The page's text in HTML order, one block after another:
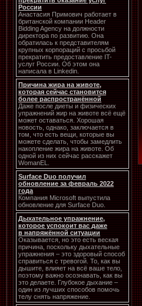
России
Анастасия Примович работает в
британской компании Header
Bidding Agency на должности
директора по развитию. Она
обратилась к представителям
крупных корпораций с просьбой
прекратить предоставление IT-
услуг России. Об этом она
написала в Linkedin.
Причина жира на животе,
которая сейчас становится
более распространённой
Даже после диеты и физических
упражнений жир на животе всё ещё
может оставаться. Хорошая
новость, однако, заключается в
том, что есть вещи, которые вы
можете сделать, чтобы замедлить
накопление жира на животе. Об
одной из них сейчас расскажет
WomanEL.
Surface Duo получил
обновление за февраль 2022
года
Компания Microsoft выпустила
обновление для Surface Duo.
Дыхательное упражнение,
которое успокоит вас даже
в напряжённой ситуации
Оказывается, но это есть веская
причина, поскольку дыхательные
упражнения – это здоровый способ
справиться с тревогой. То, как вы
дышите, влияет на всё ваше тело,
поэтому важно осознавать, как вы
это делаете. Глубокое дыхание –
один из лучших способов помочь
телу снять напряжение.